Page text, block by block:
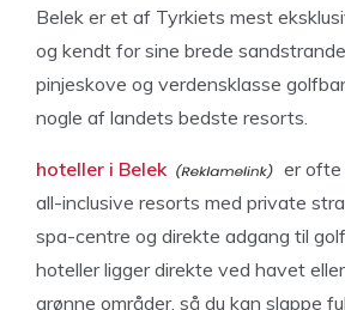
Belek er et af Tyrkiets mest
og kendt for sine brede
pinjeskove og verdensklasse
nogle af landets bedste resorts.
hoteller i Belek
er ofte
all-inclusive resorts med private
spa-centre og direkte adgang til
hoteller ligger direkte ved havet
grønne områder, så du kan slappe